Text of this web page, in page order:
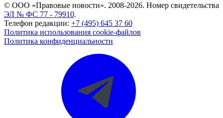
© ООО «Правовые новости». 2008-2026. Номер свидетельства
ЭЛ № ФС 77 - 79910.
Телефон редакции: +7 (495) 645 37 60
Политика использования cookie-файлов
Политика конфиденциальности